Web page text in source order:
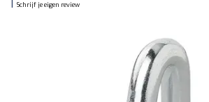
Schrijf je eigen review